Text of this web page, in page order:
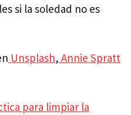
si la soledad no es
Unsplash, Annie Spratt
para limpiar la